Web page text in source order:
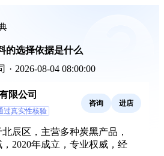
的选择依据是什么
· 2026-08-04 08:00:00
限公司
过真实性核验
咨询 进店
辰区，主营多种炭黑产品，
2020年成立，专业权威，经